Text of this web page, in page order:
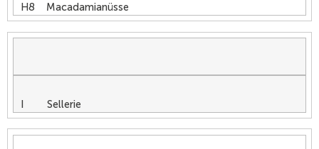
H8 Macadamianüsse
I Sellerie